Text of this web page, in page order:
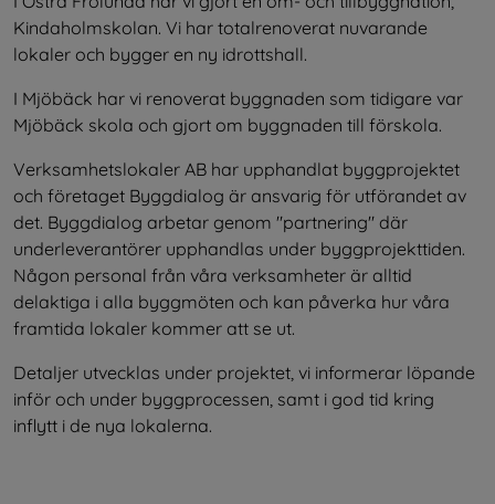
Kindaholmskolan. Vi har totalrenoverat nuvarande
lokaler och bygger en ny idrottshall.
I Mjöbäck har vi renoverat byggnaden som tidigare var
Mjöbäck skola och gjort om byggnaden till förskola.
Verksamhetslokaler AB har upphandlat byggprojektet
och företaget Byggdialog är ansvarig för utförandet av
det. Byggdialog arbetar genom "partnering" där
underleverantörer upphandlas under byggprojekttiden.
Någon personal från våra verksamheter är alltid
delaktiga i alla byggmöten och kan påverka hur våra
framtida lokaler kommer att se ut.
Detaljer utvecklas under projektet, vi informerar löpande
inför och under byggprocessen, samt i god tid kring
inflytt i de nya lokalerna.